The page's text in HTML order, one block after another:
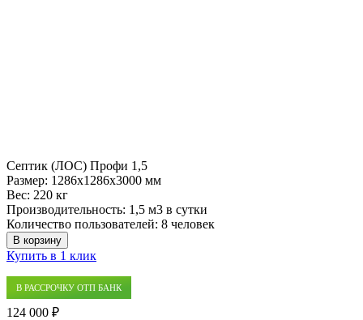
Септик (ЛОС) Профи 1,5
Размер: 1286x1286x3000 мм
Вес: 220 кг
Производительность: 1,5 м3 в сутки
Количество пользователей: 8 человек
В корзину
Купить в 1 клик
В РАССРОЧКУ ОТП БАНК
124 000 ₽